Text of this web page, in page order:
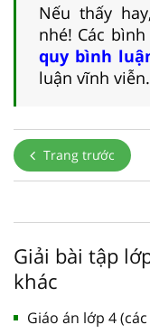
Nếu thấy
nhé! Các
quy bình
luận vĩnh viễn.
Trang trước
Giải bài tập
khác
Giáo án lớp 4